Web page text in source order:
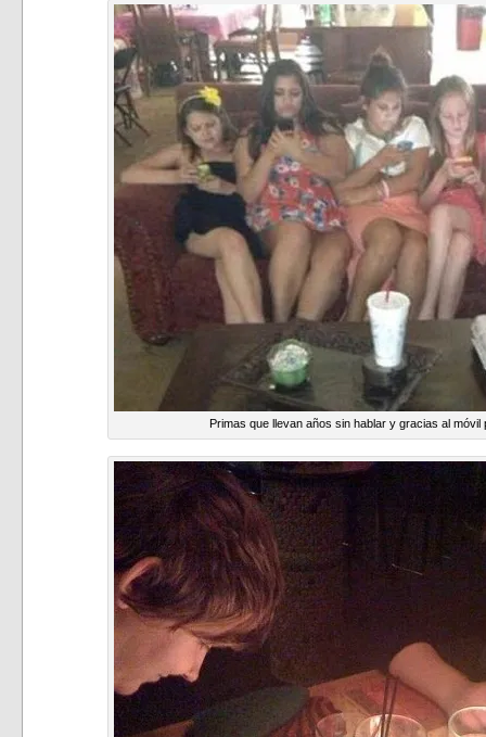
Primas que llevan años sin hablar y gracias al